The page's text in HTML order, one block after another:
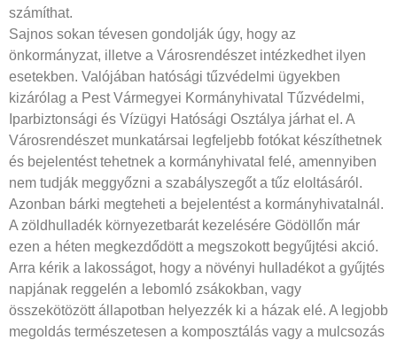
számíthat.
Sajnos sokan tévesen gondolják úgy, hogy az
önkormányzat, illetve a Városrendészet intézkedhet ilyen
esetekben. Valójában hatósági tűzvédelmi ügyekben
kizárólag a Pest Vármegyei Kormányhivatal Tűzvédelmi,
Iparbiztonsági és Vízügyi Hatósági Osztálya járhat el. A
Városrendészet munkatársai legfeljebb fotókat készíthetnek
és bejelentést tehetnek a kormányhivatal felé, amennyiben
nem tudják meggyőzni a szabályszegőt a tűz eloltásáról.
Azonban bárki megteheti a bejelentést a kormányhivatalnál.
A zöldhulladék környezetbarát kezelésére Gödöllőn már
ezen a héten megkezdődött a megszokott begyűjtési akció.
Arra kérik a lakosságot, hogy a növényi hulladékot a gyűjtés
napjának reggelén a lebomló zsákokban, vagy
összekötözött állapotban helyezzék ki a házak elé. A legjobb
megoldás természetesen a komposztálás vagy a mulcsozás